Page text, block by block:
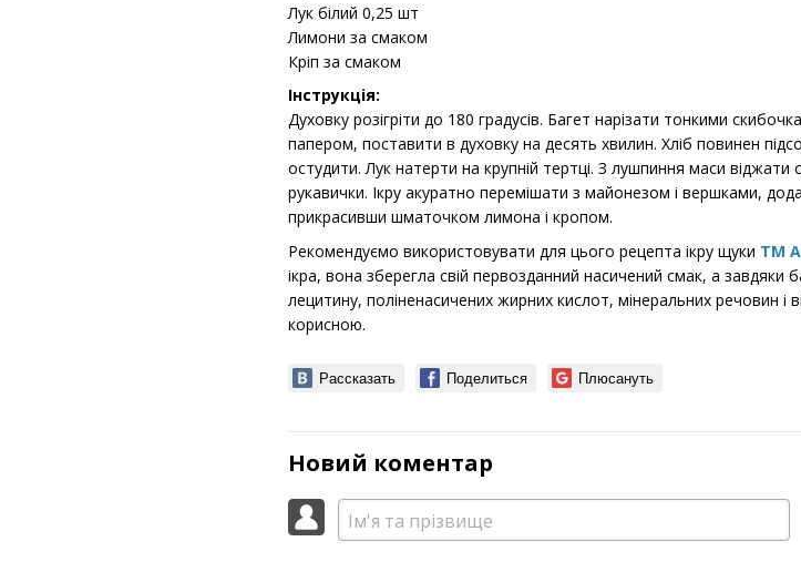
Лук білий 0,25 шт
Лимони за смаком
Кріп за смаком
Інструкція:
Духовку розігріти до 180 градусів. Багет нарізати тонкими
папером, поставити в духовку на десять хвилин. Хліб повинен
остудити. Лук натерти на крупній тертці. З лушпиння маси віджати
рукавички. Ікру акуратно перемішати з майонезом і вершками,
прикрасивши шматочком лимона і кропом.
Рекомендуємо використовувати для цього рецепта ікру щуки ТМ
ікра, вона зберегла свій первозданний насичений смак, а завдяки
лецитину, поліненасичених жирних кислот, мінеральних речовин і
корисною.
Рассказать Поделиться Плюсануть
Новий коментар